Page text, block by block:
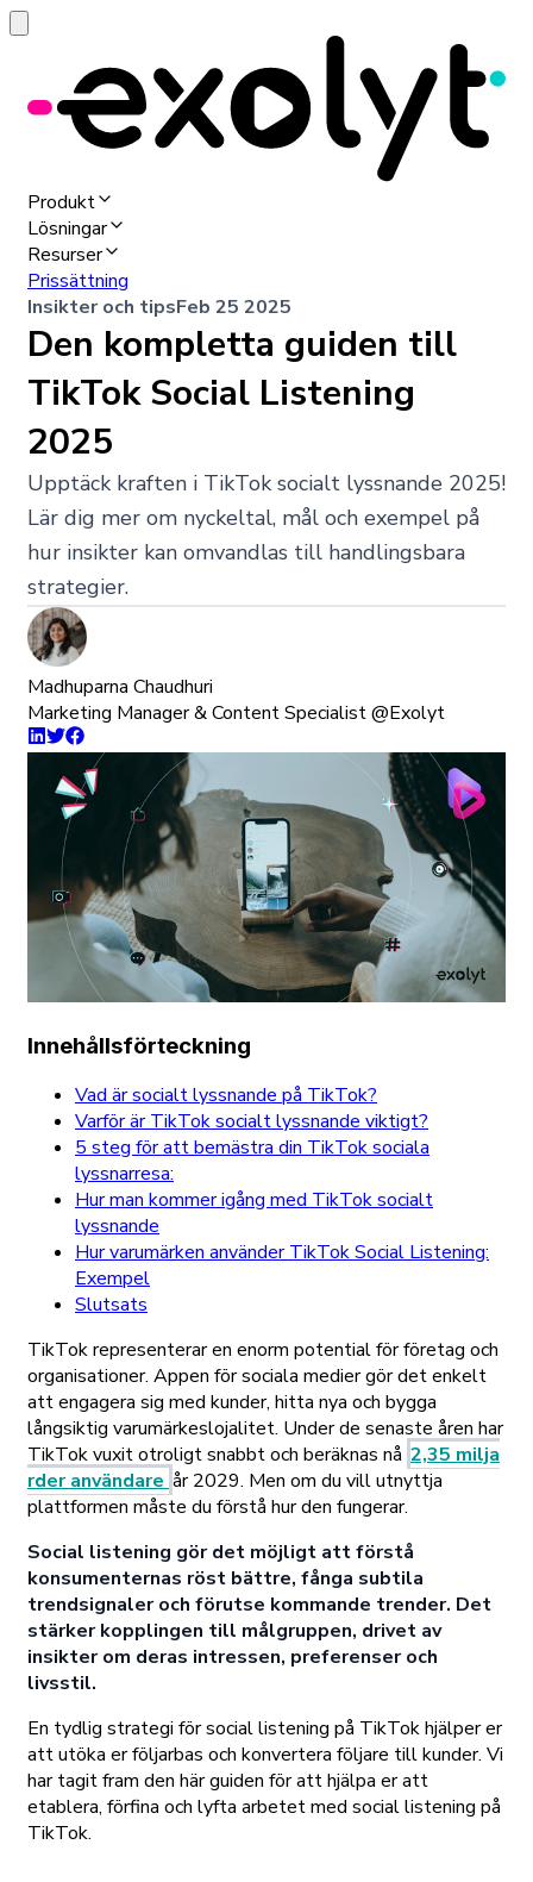
Produkt
Lösningar
Resurser
Prissättning
Insikter och tipsFeb 25 2025
Den kompletta guiden till
TikTok Social Listening
2025
Upptäck kraften i TikTok socialt lyssnande 2025!
Lär dig mer om nyckeltal, mål och exempel på
hur insikter kan omvandlas till handlingsbara
strategier.
Madhuparna Chaudhuri
Marketing Manager & Content Specialist @Exolyt
Innehållsförteckning
Vad är socialt lyssnande på TikTok?
Varför är TikTok socialt lyssnande viktigt?
5 steg för att bemästra din TikTok sociala
lyssnarresa:
Hur man kommer igång med TikTok socialt
lyssnande
Hur varumärken använder TikTok Social Listening:
Exempel
Slutsats
TikTok representerar en enorm potential för företag och
organisationer. Appen för sociala medier gör det enkelt
att engagera sig med kunder, hitta nya och bygga
långsiktig varumärkeslojalitet. Under de senaste åren har
TikTok vuxit otroligt snabbt och beräknas nå 2,35 milja
rder användare år 2029. Men om du vill utnyttja
plattformen måste du förstå hur den fungerar.
Social listening gör det möjligt att förstå
konsumenternas röst bättre, fånga subtila
trendsignaler och förutse kommande trender. Det
stärker kopplingen till målgruppen, drivet av
insikter om deras intressen, preferenser och
livsstil.
En tydlig strategi för social listening på TikTok hjälper er
att utöka er följarbas och konvertera följare till kunder. Vi
har tagit fram den här guiden för att hjälpa er att
etablera, förfina och lyfta arbetet med social listening på
TikTok.